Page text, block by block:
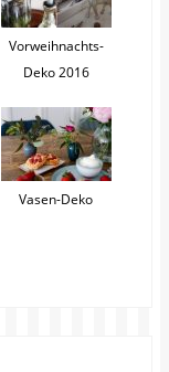
Vorweihnachts-
Deko 2016
Vasen-Deko